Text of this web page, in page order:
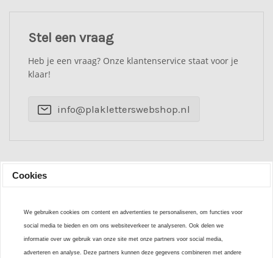
Stel een vraag
Heb je een vraag? Onze klantenservice staat voor je
klaar!
info@plakletterswebshop.nl
/ 5
0 beoordelingen
Cookies
We gebruiken cookies om content en advertenties te personaliseren, om functies voor
social media te bieden en om ons websiteverkeer te analyseren. Ook delen we
informatie over uw gebruik van onze site met onze partners voor social media,
adverteren en analyse. Deze partners kunnen deze gegevens combineren met andere